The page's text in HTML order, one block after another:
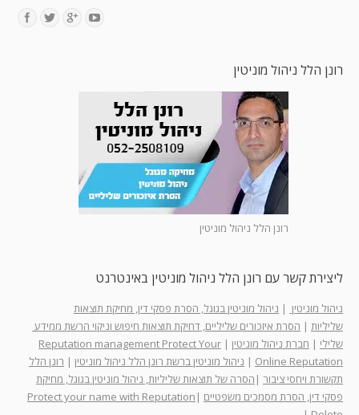
רונן הלל ניהול מוניטין
רונן הלל ניהול מוניטין
ליצירת קשר עם רונן הלל ניהול מוניטין באינטרנט
ניהול מוניטין | ניהול מוניטין בגוגל, הסרת פסקי דין, מחיקת תוצאות
שליליות | הסרת איזכורים שליליים, דחיקת תוצאות חיפוש וניקוי הרשת ממידע
שלילי | חברת ניהול מוניטין |
Reputation management Protect Your
Online Reputation
| ניהול מוניטין ברשת רונן הלל ניהול מוניטין | רונן הלל
תקשורת ויחסי ציבור | הסרה של תוצאות שליליות, ניהול מוניטין בגוגל, מחיקת
פסקי דין, הסרת מסמכים משפטיים |
Protect your name with Reputation